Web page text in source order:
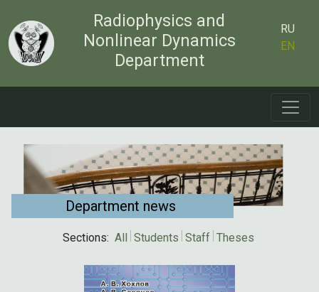
Radiophysics and
Nonlinear Dynamics
Department
RU
EN
Department news
Sections: All Students Staff Theses